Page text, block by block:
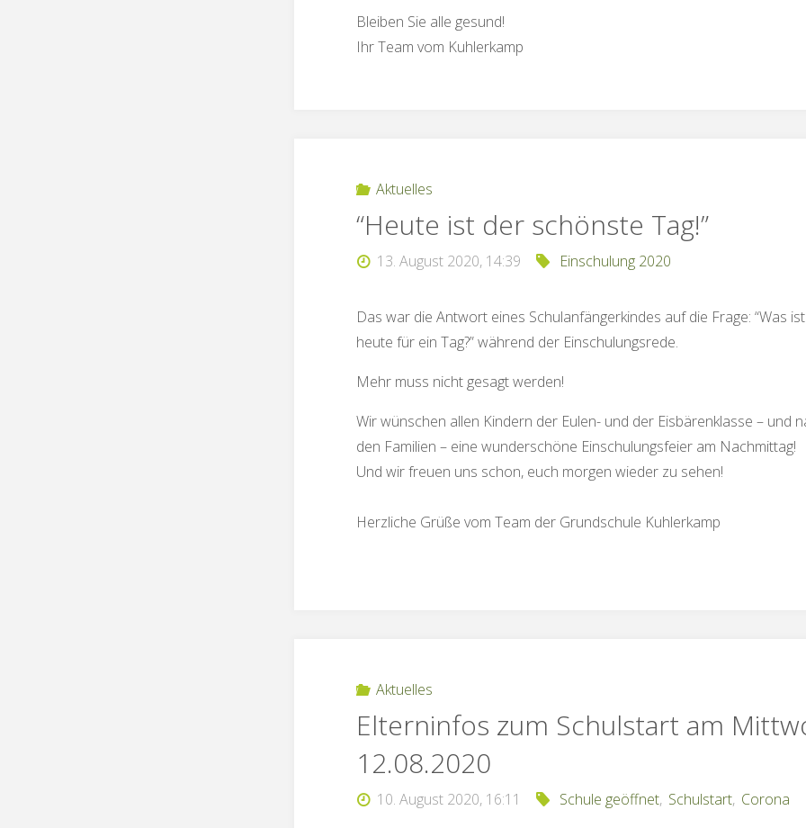
Bleiben Sie alle gesund!
Ihr Team vom Kuhlerkamp
Aktuelles
“Heute ist der schönste Tag!”
13. August 2020, 14:39 Einschulung 2020
Das war die Antwort eines Schulanfängerkindes auf die Frage: “Was
heute für ein Tag?” während der Einschulungsrede.
Mehr muss nicht gesagt werden!
Wir wünschen allen Kindern der Eulen- und der Eisbärenklasse – und
den Familien – eine wunderschöne Einschulungsfeier am Nachmittag!
Und wir freuen uns schon, euch morgen wieder zu sehen!
Herzliche Grüße vom Team der Grundschule Kuhlerkamp
Aktuelles
Elterninfos zum Schulstart am
12.08.2020
10. August 2020, 16:11 Schule geöffnet, Schulstart, Corona